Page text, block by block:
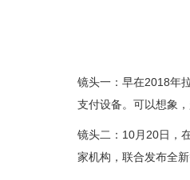
镜头一：早在2018年
支付设备。可以想象
镜头二：10月20日，
家机构，联合发布全